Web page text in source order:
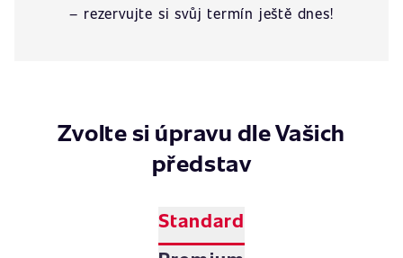
– rezervujte si svůj termín ještě dnes!
Zvolte si úpravu dle Vašich
představ
Standard